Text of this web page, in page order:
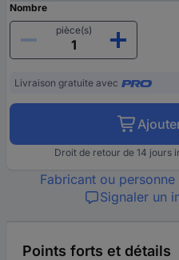
Nombre
pièce(s)
Livraison gratuite avec
Droit de retour de 14 jours
Fabricant ou
Signaler un
Points forts et détails